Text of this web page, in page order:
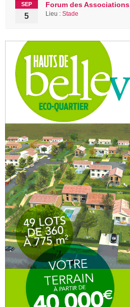
SEP
5
Forum des Associations
Lieu : Stade